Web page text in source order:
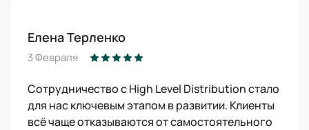
Елена Терленко
3 Февраля
Сотрудничество с High Level Distribution стало
для нас ключевым этапом в развитии. Клиенты
всё чаще отказываются от самостоятельного